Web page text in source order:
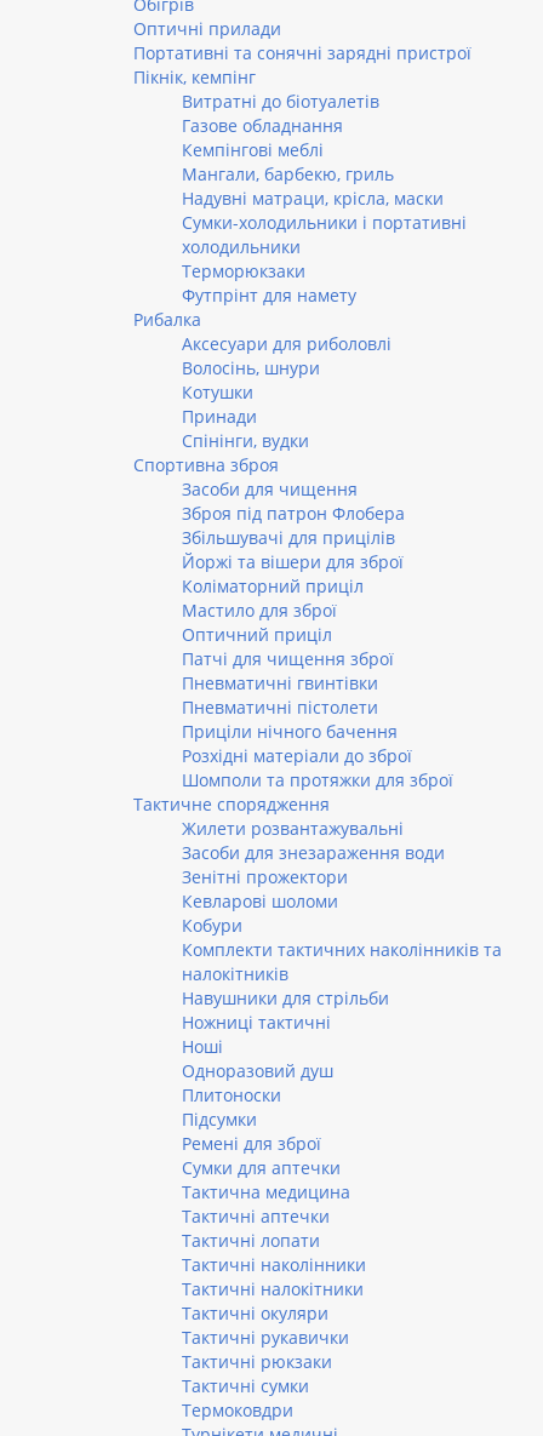
Оптичні прилади
Портативні та сонячні зарядні пристрої
Пікнік, кемпінг
Витратні до біотуалетів
Газове обладнання
Кемпінгові меблі
Мангали, барбекю, гриль
Надувні матраци, крісла, маски
Сумки-холодильники і портативні
холодильники
Терморюкзаки
Футпрінт для намету
Рибалка
Аксесуари для риболовлі
Волосінь, шнури
Котушки
Принади
Спінінги, вудки
Спортивна зброя
Засоби для чищення
Зброя під патрон Флобера
Збільшувачі для прицілів
Йоржі та вішери для зброї
Коліматорний приціл
Мастило для зброї
Оптичний приціл
Патчі для чищення зброї
Пневматичні гвинтівки
Пневматичні пістолети
Приціли нічного бачення
Розхідні матеріали до зброї
Шомполи та протяжки для зброї
Тактичне спорядження
Жилети розвантажувальні
Засоби для знезараження води
Зенітні прожектори
Кевларові шоломи
Кобури
Комплекти тактичних наколінників та
налокітників
Навушники для стрільби
Ножниці тактичні
Ноші
Одноразовий душ
Плитоноски
Підсумки
Ремені для зброї
Сумки для аптечки
Тактична медицина
Тактичні аптечки
Тактичні лопати
Тактичні наколінники
Тактичні налокітники
Тактичні окуляри
Тактичні рукавички
Тактичні рюкзаки
Тактичні сумки
Термоковдри